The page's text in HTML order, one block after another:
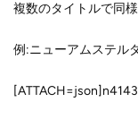
複数のタイトルで同
例:ニューアムステル